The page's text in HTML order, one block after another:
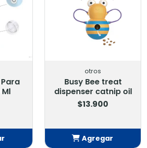
Para
otros
Busy Bee treat
dispenser catnip oil
$13.900
Agregar